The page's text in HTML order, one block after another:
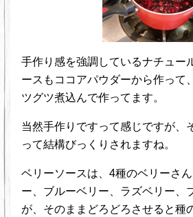
手作り感を強調しているナチュー
ースもココアパウダーから作って
ツグツ煮込んで作ってます。
当然手作りですって感じですが、
って結構びっくりされますね。
ベリーソースは、4種のベリーさ
ー、ブルーベリー、ラズベリー、
が、そのままどろどろさせると種